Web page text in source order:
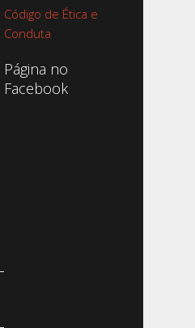
Código de Ética e
Conduta
Página no
Facebook